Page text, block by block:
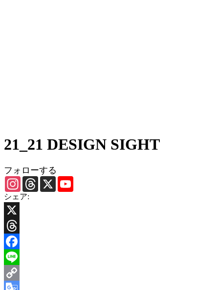
21_21 DESIGN SIGHT
フォローする
InstagramThreads
X
シェア:
X
Threads
Facebook
Line
Copy